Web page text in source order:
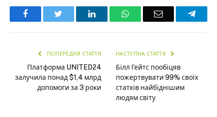
Facebook LinkedInWhatsAppEmail
ПОПЕРЕДНЯ СТАТТЯ
Платформа UNITED24
залучила понад $1,4 млрд
допомоги за 3 роки
НАСТУПНА СТАТТЯ
Білл Гейтс пообіцяв
пожертвувати 99% своїх
статків найбіднішим
людям світу